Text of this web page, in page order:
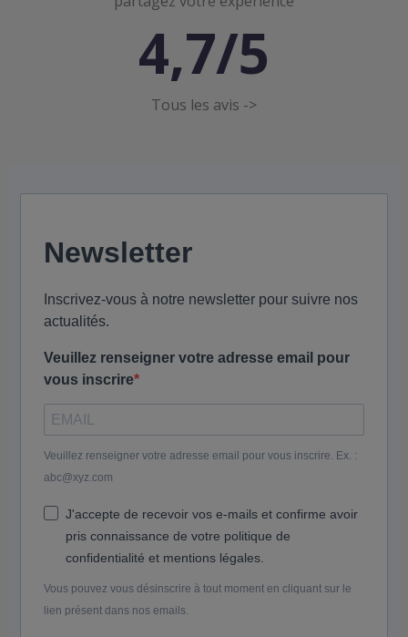
4,7/5
Tous les avis ->
Newsletter
Inscrivez-vous à notre newsletter pour suivre nos
actualités.
Veuillez renseigner votre adresse email pour
vous inscrire
Veuillez renseigner votre adresse email pour vous inscrire. Ex. :
abc@xyz.com
J'accepte de recevoir vos e-mails et confirme avoir
pris connaissance de votre politique de
confidentialité et mentions légales.
Vous pouvez vous désinscrire à tout moment en cliquant sur le
lien présent dans nos emails.